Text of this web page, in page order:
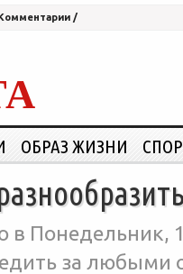
/
ОБРАЗ ЖИЗНИ
в Понедельник,
за любыми